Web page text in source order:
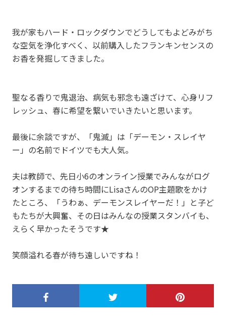
我が家もハード・ロックダウンでどうしてもよどみがち
な空気を浄化すべく、以前購入したフランキンセンスの
お香を発掘してきました。
聖なる香りで鬼退治、病気も邪念も遠ざけて、心身リフ
レッシュ、春に希望を繋いでいきたいと思います。
最後に余談ですが、「鬼滅」は「デーモン・スレイヤ
ー」の名前でドイツでも大人気。
夫は教師で、先日小6のオンライン授業でみんながログ
オンするまでの待ち時間にLisaさんのOP主題歌をかけ
たところ、「うわぁ、デーモンスレイヤーだ！」と子ど
もたちが大興奮、その日はみんなの授業スタンバイも、
えらく早かったそうです★
笑顔溢れる春が待ち遠しいですね！